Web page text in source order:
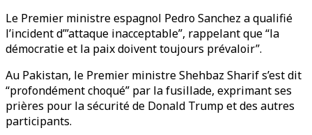
Le Premier ministre espagnol Pedro Sanchez a qualifié
l’incident d’”attaque inacceptable”, rappelant que “la
démocratie et la paix doivent toujours prévaloir”.
Au Pakistan, le Premier ministre Shehbaz Sharif s’est dit
“profondément choqué” par la fusillade, exprimant ses
prières pour la sécurité de Donald Trump et des autres
participants.